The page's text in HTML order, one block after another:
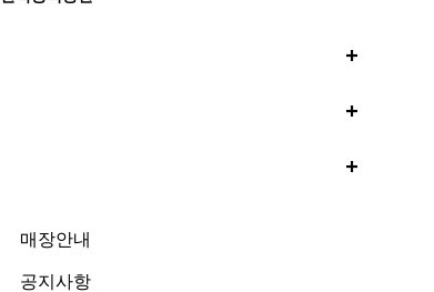
매장안내
공지사항